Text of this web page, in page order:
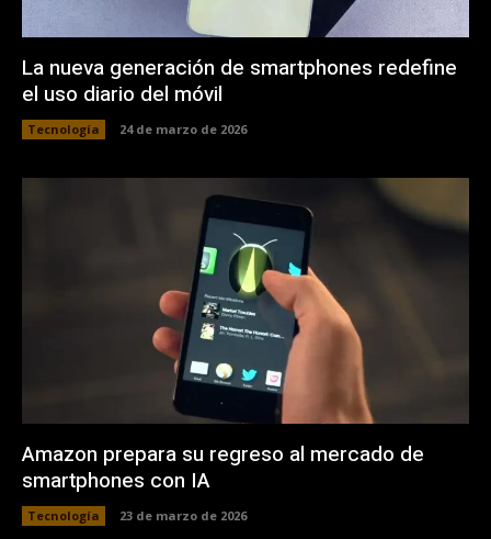
La nueva generación de smartphones redefine
el uso diario del móvil
Tecnología 24 de marzo de 2026
Amazon prepara su regreso al mercado de
smartphones con IA
Tecnología 23 de marzo de 2026